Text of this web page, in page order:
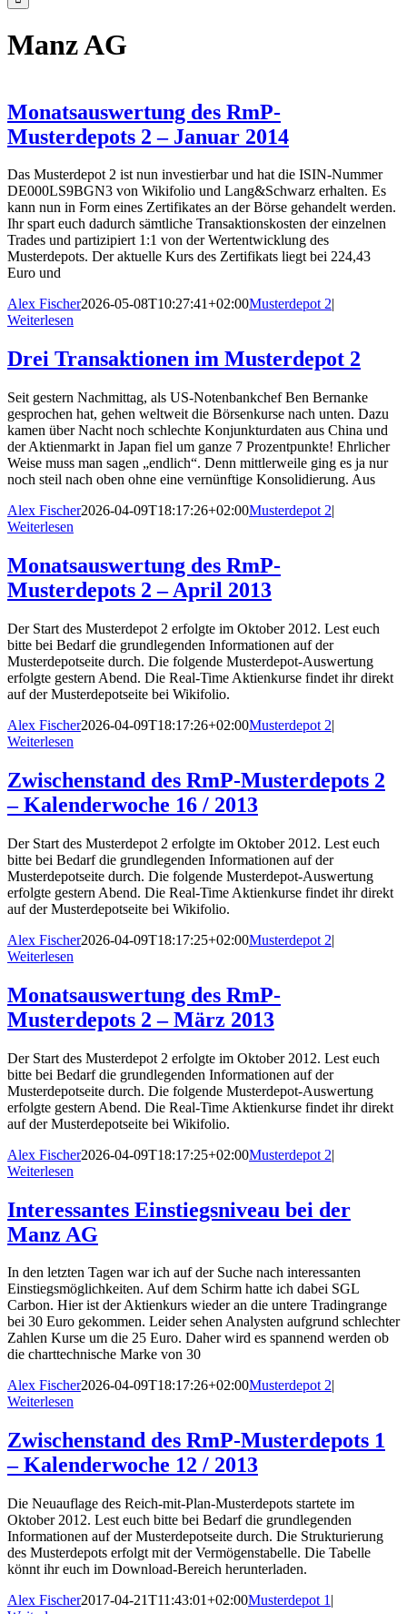
Manz AG
Monatsauswertung des RmP-
Musterdepots 2 – Januar 2014
Das Musterdepot 2 ist nun investierbar und hat die ISIN-Nummer
DE000LS9BGN3 von Wikifolio und Lang&Schwarz erhalten. Es
kann nun in Form eines Zertifikates an der Börse gehandelt werden.
Ihr spart euch dadurch sämtliche Transaktionskosten der einzelnen
Trades und partizipiert 1:1 von der Wertentwicklung des
Musterdepots. Der aktuelle Kurs des Zertifikats liegt bei 224,43
Euro und
Alex Fischer2026-05-08T10:27:41+02:00Musterdepot 2|
Weiterlesen
Drei Transaktionen im Musterdepot 2
Seit gestern Nachmittag, als US-Notenbankchef Ben Bernanke
gesprochen hat, gehen weltweit die Börsenkurse nach unten. Dazu
kamen über Nacht noch schlechte Konjunkturdaten aus China und
der Aktienmarkt in Japan fiel um ganze 7 Prozentpunkte! Ehrlicher
Weise muss man sagen „endlich“. Denn mittlerweile ging es ja nur
noch steil nach oben ohne eine vernünftige Konsolidierung. Aus
Alex Fischer2026-04-09T18:17:26+02:00Musterdepot 2|
Weiterlesen
Monatsauswertung des RmP-
Musterdepots 2 – April 2013
Der Start des Musterdepot 2 erfolgte im Oktober 2012. Lest euch
bitte bei Bedarf die grundlegenden Informationen auf der
Musterdepotseite durch. Die folgende Musterdepot-Auswertung
erfolgte gestern Abend. Die Real-Time Aktienkurse findet ihr direkt
auf der Musterdepotseite bei Wikifolio.
Alex Fischer2026-04-09T18:17:26+02:00Musterdepot 2|
Weiterlesen
Zwischenstand des RmP-Musterdepots 2
– Kalenderwoche 16 / 2013
Der Start des Musterdepot 2 erfolgte im Oktober 2012. Lest euch
bitte bei Bedarf die grundlegenden Informationen auf der
Musterdepotseite durch. Die folgende Musterdepot-Auswertung
erfolgte gestern Abend. Die Real-Time Aktienkurse findet ihr direkt
auf der Musterdepotseite bei Wikifolio.
Alex Fischer2026-04-09T18:17:25+02:00Musterdepot 2|
Weiterlesen
Monatsauswertung des RmP-
Musterdepots 2 – März 2013
Der Start des Musterdepot 2 erfolgte im Oktober 2012. Lest euch
bitte bei Bedarf die grundlegenden Informationen auf der
Musterdepotseite durch. Die folgende Musterdepot-Auswertung
erfolgte gestern Abend. Die Real-Time Aktienkurse findet ihr direkt
auf der Musterdepotseite bei Wikifolio.
Alex Fischer2026-04-09T18:17:25+02:00Musterdepot 2|
Weiterlesen
Interessantes Einstiegsniveau bei der
Manz AG
In den letzten Tagen war ich auf der Suche nach interessanten
Einstiegsmöglichkeiten. Auf dem Schirm hatte ich dabei SGL
Carbon. Hier ist der Aktienkurs wieder an die untere Tradingrange
bei 30 Euro gekommen. Leider sehen Analysten aufgrund schlechter
Zahlen Kurse um die 25 Euro. Daher wird es spannend werden ob
die charttechnische Marke von 30
Alex Fischer2026-04-09T18:17:26+02:00Musterdepot 2
Weiterlesen
Zwischenstand des RmP-Musterdepots 1
– Kalenderwoche 12 / 2013
Die Neuauflage des Reich-mit-Plan-Musterdepots startete im
Oktober 2012. Lest euch bitte bei Bedarf die grundlegenden
Informationen auf der Musterdepotseite durch. Die Strukturierung
des Musterdepots erfolgt mit der Vermögenstabelle. Die Tabelle
könnt ihr euch im Download-Bereich herunterladen.
Alex Fischer2017-04-21T11:43:01+02:00Musterdepot 1 |